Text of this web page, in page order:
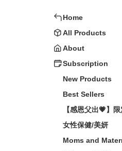
Home
All Products
About
Subscription
New Products
Best Sellers
【感恩父出💗】
女性保健/美妍
Moms and